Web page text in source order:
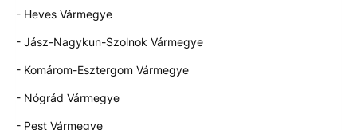
- Heves Vármegye
- Jász-Nagykun-Szolnok Vármegye
- Komárom-Esztergom Vármegye
- Nógrád Vármegye
- Pest Vármegye